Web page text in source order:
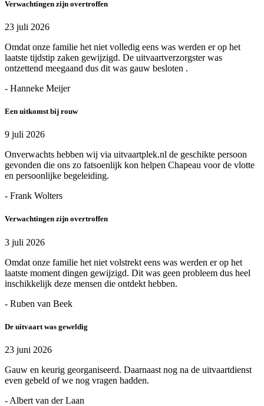
Verwachtingen zijn overtroffen
23 juli 2026
Omdat onze familie het niet volledig eens was werden er op het
laatste tijdstip zaken gewijzigd. De uitvaartverzorgster was
ontzettend meegaand dus dit was gauw besloten .
- Hanneke Meijer
Een uitkomst bij rouw
9 juli 2026
Onverwachts hebben wij via uitvaartplek.nl de geschikte persoon
gevonden die ons zo fatsoenlijk kon helpen Chapeau voor de vlotte
en persoonlijke begeleiding.
- Frank Wolters
Verwachtingen zijn overtroffen
3 juli 2026
Omdat onze familie het niet volstrekt eens was werden er op het
laatste moment dingen gewijzigd. Dit was geen probleem dus heel
inschikkelijk deze mensen die ontdekt hebben.
- Ruben van Beek
De uitvaart was geweldig
23 juni 2026
Gauw en keurig georganiseerd. Daarnaast nog na de uitvaartdienst
even gebeld of we nog vragen hadden.
- Albert van der Laan